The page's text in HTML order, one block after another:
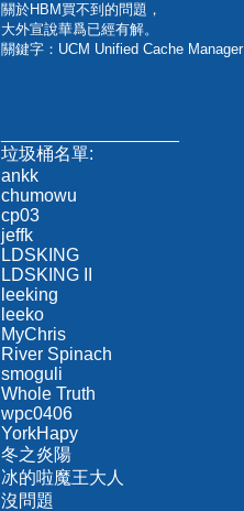
關於HBM買不到的問題，
大外宣說華爲已經有解。
關鍵字：UCM Unified Cache Manager
垃圾桶名單:
ankk
chumowu
cp03
jeffk
LDSKING
LDSKING II
leeking
leeko
MyChris
River Spinach
smoguli
Whole Truth
wpc0406
YorkHapy
冬之炎陽
冰的啦魔王大人
沒問題